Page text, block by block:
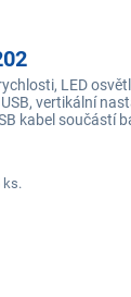
LED
vertikální
kabel součástí
ks.